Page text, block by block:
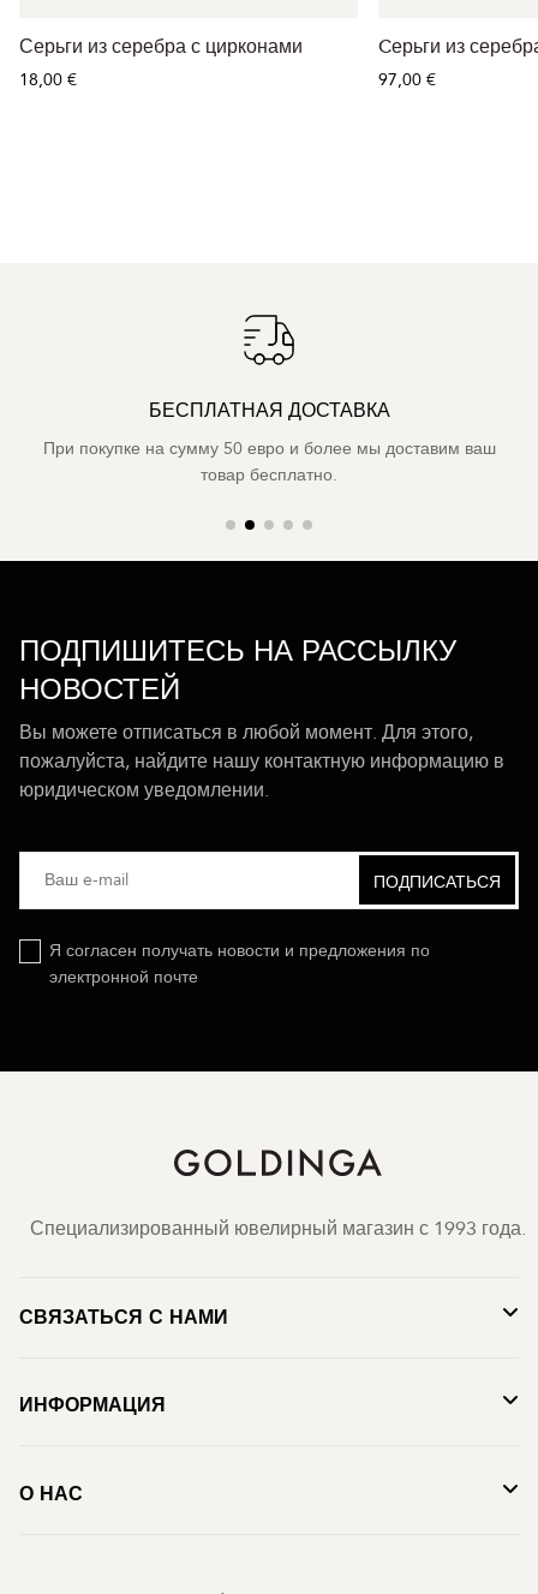
Серьги из серебра с цирконами
18,00 €
Cерьги из
97,00 €
БЕСПЛАТНАЯ ДОСТАВКА
При покупке на сумму 50 евро и более мы доставим ваш
товар бесплатно.
ПОДПИШИТЕСЬ НА РАССЫЛКУ
НОВОСТЕЙ
Вы можете отписаться в любой момент. Для этого,
пожалуйста, найдите нашу контактную информацию в
юридическом уведомлении.
Я согласен получать новости и предложения по
электронной почте
Специализированный ювелирный магазин с 1993 года.
СВЯЗАТЬСЯ С НАМИ
ИНФОРМАЦИЯ
О НАС